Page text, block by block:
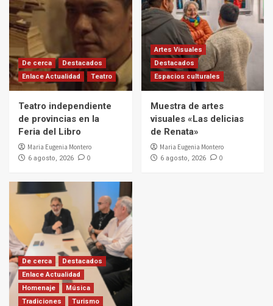
De cerca
Destacados
Enlace Actualidad
Teatro
Teatro independiente
de provincias en la
Feria del Libro
Maria Eugenia Montero
6 agosto, 2026 0
Artes Visuales
Destacados
Espacios culturales
Muestra de artes
visuales «Las delicias
de Renata»
Maria Eugenia Montero
6 agosto, 2026 0
De cerca
Destacados
Enlace Actualidad
Homenaje
Música
Tradiciones
Turismo